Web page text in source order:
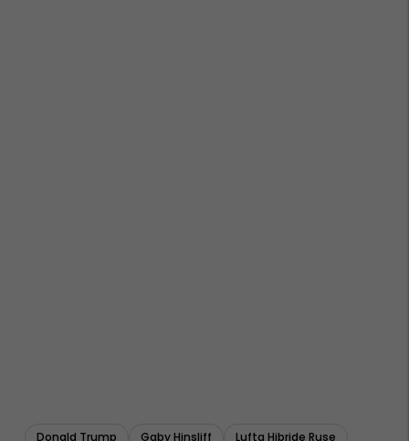
Donald Trump Gaby Hinsliff Lufta Hibride Ruse